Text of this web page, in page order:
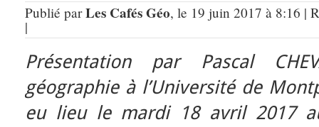
Publié parLes Cafés Géo, le 19 juin 2017 à 8:16 |
|
Présentation par Pascal
géographie à l’Université de
eu lieu le mardi 18 avril 2017